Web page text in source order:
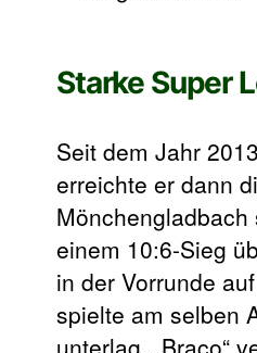
Starke Super
Seit dem Jahr
erreichte er dann
einem 10:6-Sieg
in der Vorrunde
spielte am selben
unterlag. „Braco“